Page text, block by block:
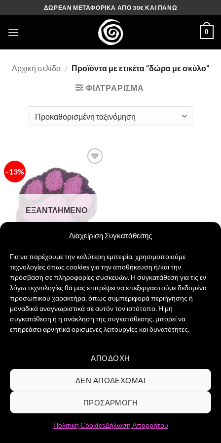
Διαχείριση Συγκατάθεσης
Για να παρέχουμε την καλύτερη εμπειρία, χρησιμοποιούμε
τεχνολογίες όπως cookies για την αποθήκευση ή/και την
πρόσβαση σε πληροφορίες συσκευών. Η συγκατάθεση για τις εν
λόγω τεχνολογίες θα μας επιτρέψει να επεξεργαστούμε δεδομένα
προσωπικού χαρακτήρα, όπως συμπεριφορά περιήγησης ή
μοναδικά αναγνωριστικά σε αυτόν τον ιστότοπο. Η μη
συγκατάθεση ή η ανάκληση της συγκατάθεσης, μπορεί να
επηρεάσει αρνητικά ορισμένες λειτουργίες και δυνατότητες.
ΑΠΟΔΟΧΉ
ΔΕΝ ΑΠΟΔΈΧΟΜΑΙ
ΠΡΟΣΑΡΜΟΓΉ
Πολιτική CookiesΔήλωση Απορρήτου
στο
περιεχόμενο
ΔΩΡΕΑΝ ΜΕΤΑΦΟΡΙΚΑ ΑΠΟ 30€ ΚΑΙ ΠΑΝΩ
0
Αρχική σελίδα / Προϊόντα με ετικέτα “δώρα με σκύλο”
ΦΙΛΤΡΆΡΙΣΜΑ
-13%
Πρόσθήκη
στην λίστα
επιθυμιών
ΕΞΑΝΤΛΗΜΈΝΟ
Dog Paw Χειροποίητο Σουβέρ
15,00 € Original
price
was:
15,00 €.
13,00€Η
τρέχουσα
τιμή
είναι:
13,00 €.
ΔΙΑΒΆΣΤΕ ΠΕΡΙΣΣΌΤΕΡΑ
Visa PayPal
Card
ΣΧΕΤΙΚΆ ΜΕ ΕΜΆΣ ΕΠΙΚΟΙΝΩΝΊΑ
ΣΥΧΝΈΣ ΕΡΩΤΉΣΕΙΣ
ΠΟΛΙΤΙΚΉ ΑΠΟΡΡΉΤΟΥ
ΠΟΛΙΤΙΚΉ COOKIES
Groovibes ΑΡ.ΓΕΜΗ 161898903000 -
επικοινωνίας 2110129955